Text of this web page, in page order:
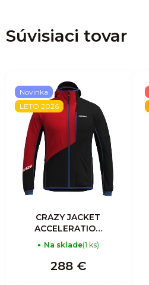
Súvisiaci tovar
Novinka
LETO 2026
CRAZY JACKET
ACCELERATION
LIGHT MAN SLATE
Na sklade(1 ks)
288 €